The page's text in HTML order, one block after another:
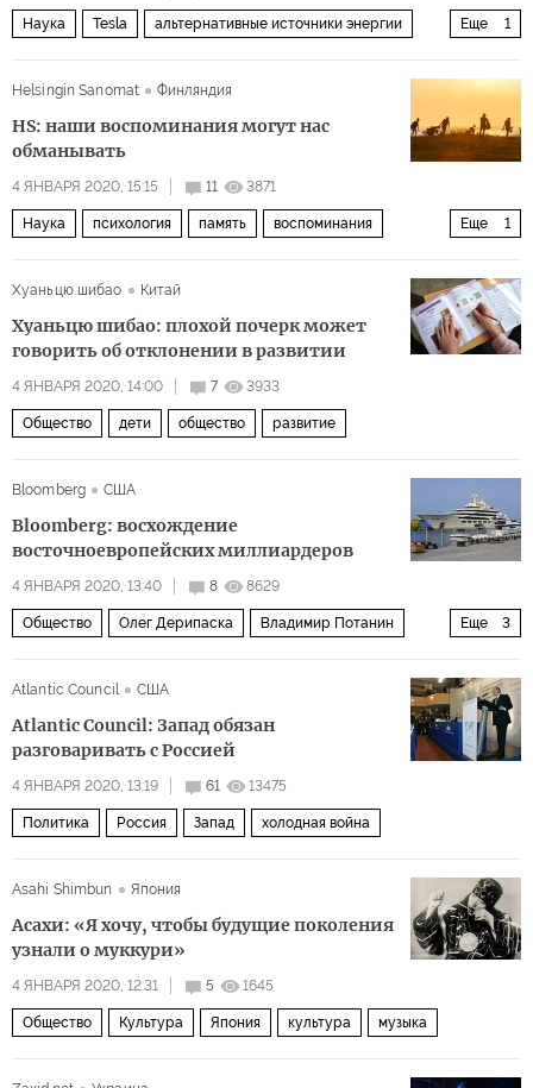
Еще 1
Наука Tesla альтернативные источники энергии
Helsingin Sanomat
Финляндия
HS: наши воспоминания могут нас
обманывать
4 ЯНВАРЯ 2020, 15:15 11 3871
Еще 1
Наука психология память воспоминания
Хуаньцю шибао
Китай
Хуаньцю шибао: плохой почерк может
говорить об отклонении в развитии
4 ЯНВАРЯ 2020, 14:00 7 3933
Общество дети общество развитие
Bloomberg США
Bloomberg: восхождение
восточноевропейских миллиардеров
4 ЯНВАРЯ 2020, 13:40 8 8629
Еще 3
Общество Олег Дерипаска Владимир Потанин
Atlantic Council США
Atlantic Council: Запад обязан
разговаривать с Россией
4 ЯНВАРЯ 2020, 13:19 61 13475
Политика Россия Запад холодная война
Asahi Shimbun Япония
Асахи: «Я хочу, чтобы будущие поколения
узнали о муккури»
4 ЯНВАРЯ 2020, 12:31 5 1645
Общество Культура Япония культура музыка